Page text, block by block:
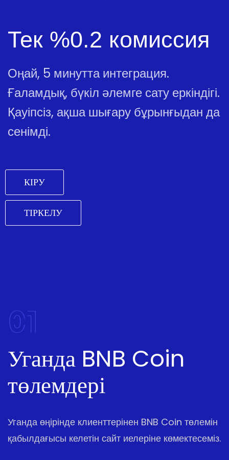
Тек %0.2 комиссия
Оңай, 5 минутта интеграция.
Ғаламдық, бүкіл әлемге сату еркіндігі.
Қауіпсіз, ақша шығару бұрынғыдан да
сенімді.
КІРУ
ТІРКЕЛУ
01
Уганда BNB Coin
төлемдері
Уганда өңірінде клиенттерінен BNB Coin төлемін
қабылдағысы келетін сайт иелеріне көмектесеміз.